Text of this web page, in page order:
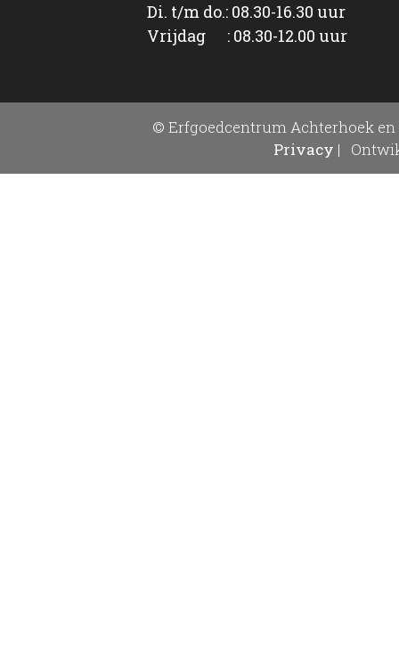
Di. t/m do.: 08.30-16.30 uur
Vrijdag : 08.30-12.00 uur
© Erfgoedcentrum Achterhoek en
Privacy |